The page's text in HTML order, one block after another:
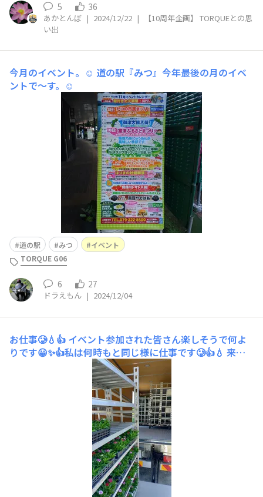
5 36
あかとんぼ | 2024/12/22 |
【10周年企画】 TORQUEとの思
い出
今月のイベント。☺️ 道の駅『みつ』今年最後の月のイベ
ントで〜す。☺️
道の駅 みつ
イベント
TORQUE G06
6 27
ドラえもん | 2024/12/04
お仕事🥲💧👍 イベント参加された皆さん楽しそうで何よ
りです😀✨👍私は何時もと同じ様に仕事です🥲👍💧 来年
の11周年には羽振りが良くなっていれば良いのです
が、、、🍺😀💦 2次会❓️最初の1杯は奢るぜ〜😀🍺👍（ケ